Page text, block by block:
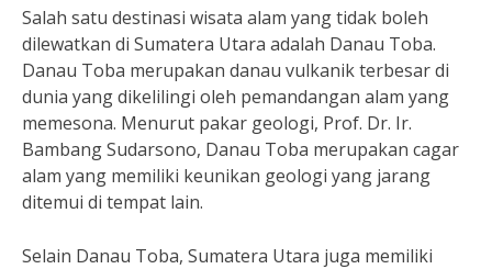
Salah satu destinasi wisata alam yang tidak boleh
dilewatkan di Sumatera Utara adalah Danau Toba.
Danau Toba merupakan danau vulkanik terbesar di
dunia yang dikelilingi oleh pemandangan alam yang
memesona. Menurut pakar geologi, Prof. Dr. Ir.
Bambang Sudarsono, Danau Toba merupakan cagar
alam yang memiliki keunikan geologi yang jarang
ditemui di tempat lain.
Selain Danau Toba, Sumatera Utara juga memiliki